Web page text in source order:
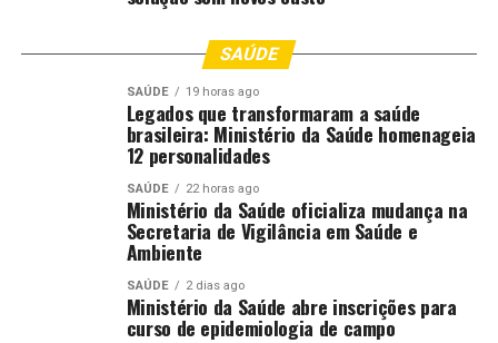
mesa, conversar e criar um acordo onde os dois lados
ganham é sempre a melhor e mais moderna ferramenta
que eles podem usar, inclusive por meio dos serviços que
o Cejusc de Rondonópolis oferece”, enfatizou.
A gerência da unidade do Senai de Rondonópolis
agradeceu a iniciativa do Judiciário local e pontuou que a
formação de profissionais exige, cada vez mais, a
habilidade de dialogar e gerenciar conflitos, e que isso se
torna um diferencial. Conforme a gestora de Operações
formação oferecida pelo Senai nos eixos de
desenvolvimento de soft skills e conciliação e na
SAÚDE
SAÚDE 19 horas ago
Legados que transformaram a saúde
brasileira: Ministério da Saúde homenageia
12 personalidades
SAÚDE 22 horas ago
Ministério da Saúde oficializa mudança na
Secretaria de Vigilância em Saúde e
Ambiente
SAÚDE 2 dias ago
Ministério da Saúde abre inscrições para
curso de epidemiologia de campo